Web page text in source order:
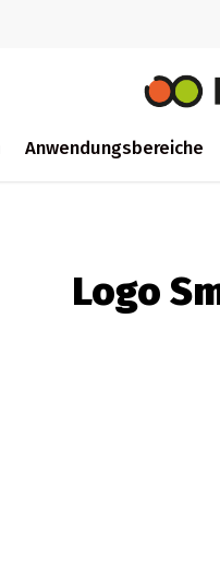
Anwendungsbereiche
Logo